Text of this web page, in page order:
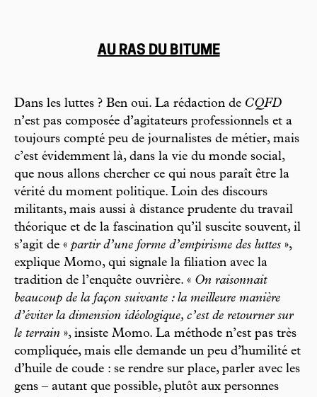
AU RAS DU BITUME
Dans les luttes ? Ben oui. La rédaction de CQFD
n’est pas composée d’agitateurs professionnels et a
toujours compté peu de journalistes de métier, mais
c’est évidemment là, dans la vie du monde social,
que nous allons chercher ce qui nous paraît être la
vérité du moment politique. Loin des discours
militants, mais aussi à distance prudente du travail
théorique et de la fascination qu’il suscite souvent, il
s’agit de « partir d’une forme d’empirisme des luttes »,
explique Momo, qui signale la filiation avec la
tradition de l’enquête ouvrière. « On raisonnait
beaucoup de la façon suivante : la meilleure manière
d’éviter la dimension idéologique, c’est de retourner sur
le terrain », insiste Momo. La méthode n’est pas très
compliquée, mais elle demande un peu d’humilité et
d’huile de coude : se rendre sur place, parler avec les
gens – autant que possible, plutôt aux personnes